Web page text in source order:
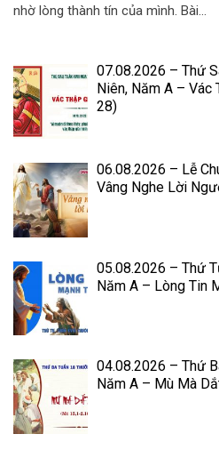
nhờ lòng thành tín của mình. Bài...
07.08.2026 – Thứ
Niên, Năm A – Vác
28)
06.08.2026 – Lễ
Vâng Nghe Lời
05.08.2026 – Thứ
Năm A – Lòng Tin
04.08.2026 – Thứ
Năm A – Mù Mà